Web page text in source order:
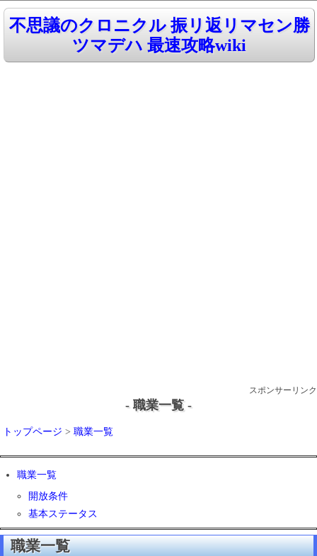
不思議のクロニクル 振リ返リマセン勝
ツマデハ 最速攻略wiki
スポンサーリンク
- 職業一覧 -
トップページ > 職業一覧
職業一覧
開放条件
基本ステータス
職業一覧